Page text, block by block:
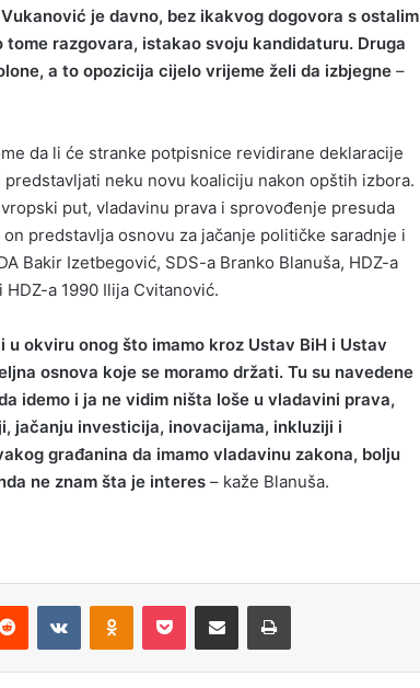
je davno, bez ikakvog dogovora s ostalim
razgovara, istakao svoju kandidaturu. Druga
a to opozicija cijelo vrijeme želi da izbjegne –
da li će stranke potpisnice revidirane deklaracije
neku novu koaliciju nakon opštih izbora.
put, vladavinu prava i sprovođenje presuda
predstavlja osnovu za jačanje političke saradnje i
Bakir Izetbegović, SDS-a Branko Blanuša, HDZ-a
a 1990 Ilija Cvitanović.
okviru onog što imamo kroz Ustav BiH i Ustav
osnova koje se moramo držati. Tu su navedene
idemo i ja ne vidim ništa loše u vladavini prava,
jačanju investicija, inovacijama, inkluziji i
građanina da imamo vladavinu zakona, bolju
ne znam šta je interes – kaže Blanuša.